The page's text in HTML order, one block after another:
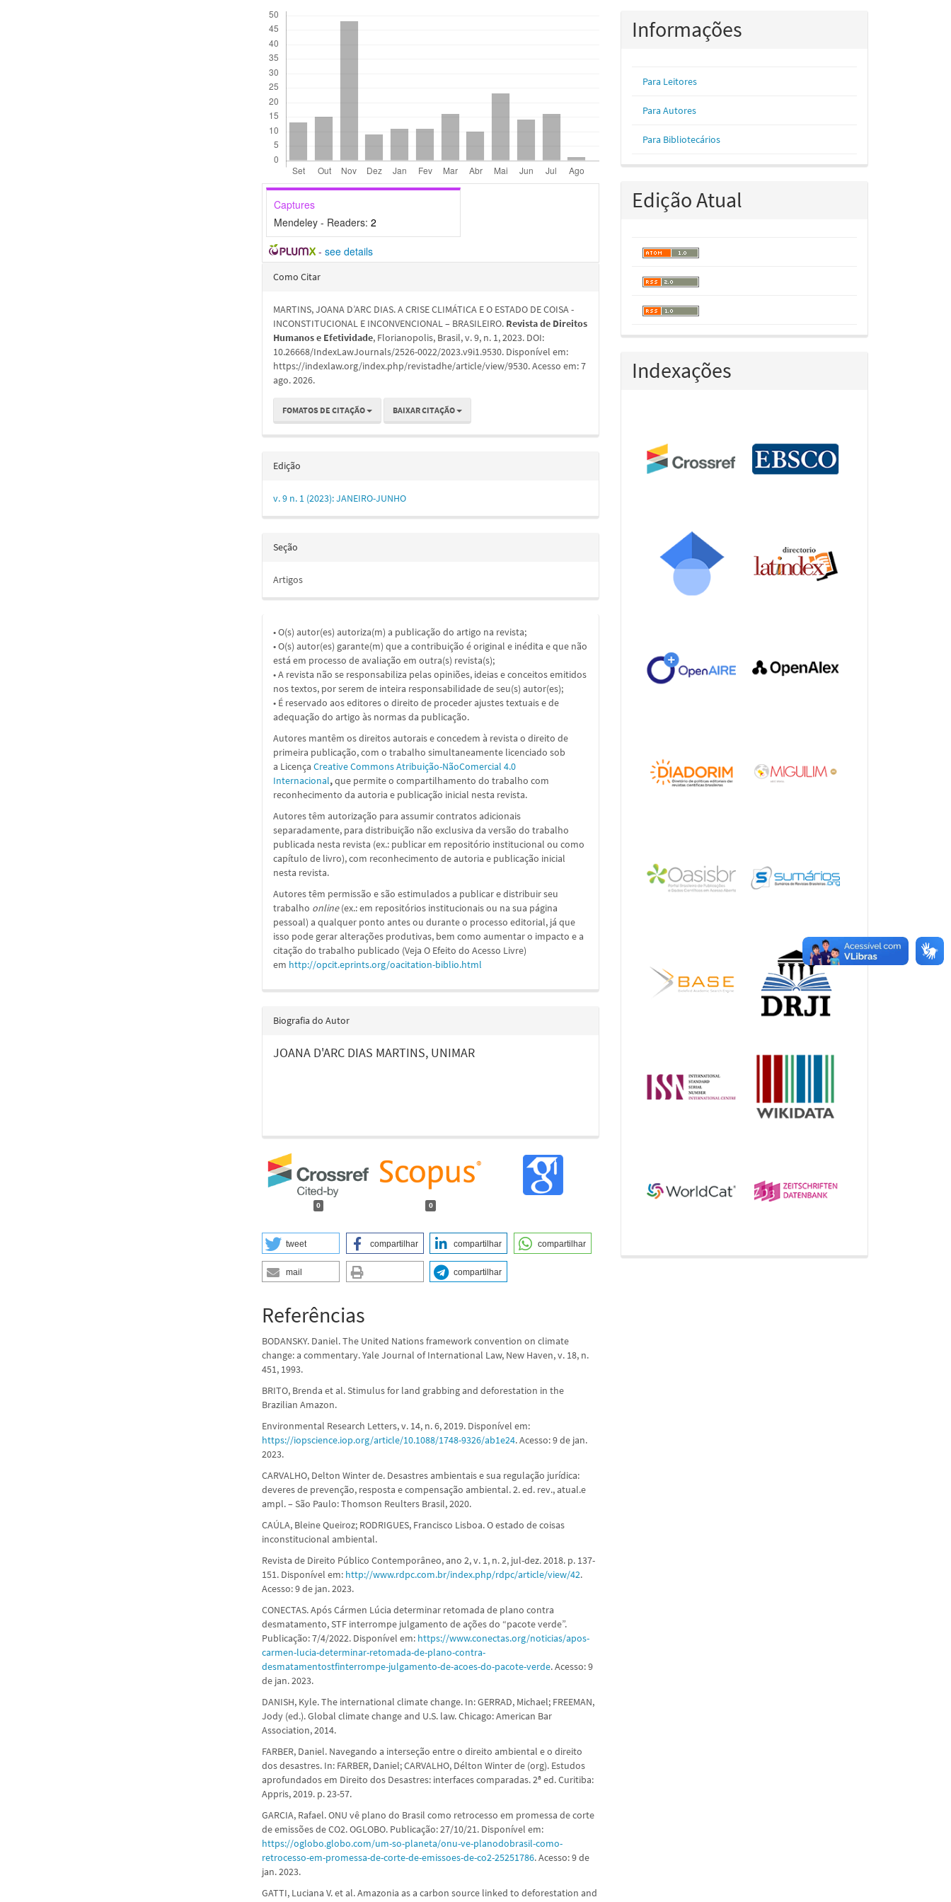
Captures
Mendeley - Readers:2
- see details
Detalhes
artigo
Como Citar
MARTINS, JOANA D’ARC DIAS. A CRISE CLIMÁTICA E O ESTADO DE COISA -
INCONSTITUCIONAL E INCONVENCIONAL – BRASILEIRO. Revista de Direitos
Humanos e Efetividade, Florianopolis, Brasil, v. 9, n. 1, 2023. DOI:
10.26668/IndexLawJournals/2526-0022/2023.v9i1.9530. Disponível em:
https://indexlaw.org/index.php/revistadhe/article/view/9530. Acesso em: 7
ago. 2026.
FOMATOS DE CITAÇÃO BAIXAR CITAÇÃO
Edição
v. 9 n. 1 (2023): JANEIRO-JUNHO
Seção
Artigos
• O(s) autor(es) autoriza(m) a publicação do artigo na revista;
• O(s) autor(es) garante(m) que a contribuição é original e inédita e que não
está em processo de avaliação em outra(s) revista(s);
• A revista não se responsabiliza pelas opiniões, ideias e conceitos emitidos
nos textos, por serem de inteira responsabilidade de seu(s) autor(es);
• É reservado aos editores o direito de proceder ajustes textuais e de
adequação do artigo às normas da publicação.
Autores mantêm os direitos autorais e concedem à revista o direito de
primeira publicação, com o trabalho simultaneamente licenciado sob
a LicençaCreative Commons Atribuição-NãoComercial 4.0
Internacional,que permite o compartilhamento do trabalho com
reconhecimento da autoria e publicação inicial nesta revista.
Autores têm autorização para assumir contratos adicionais
separadamente, para distribuição não exclusiva da versão do trabalho
publicada nesta revista (ex.: publicar em repositório institucional ou como
capítulo de livro), com reconhecimento de autoria e publicação inicial
nesta revista.
Autores têm permissão e são estimulados a publicar e distribuir seu
trabalho online(ex.: em repositórios institucionais ou na sua página
pessoal) a qualquer ponto antes ou durante o processo editorial, já que
isso pode gerar alterações produtivas, bem como aumentar o impacto e a
citação do trabalho publicado (Veja O Efeito do Acesso Livre)
em http://opcit.eprints.org/oacitation-biblio.html
Biografia do Autor
JOANA D'ARC DIAS MARTINS, UNIMAR
0 0
tweet compartilhar compartilhar compartilhar
mail compartilhar
Referências
BODANSKY. Daniel. The United Nations framework convention on climate
change: a commentary. Yale Journal of International Law, New Haven, v. 18, n.
451, 1993.
BRITO, Brenda et al. Stimulus for land grabbing and deforestation in the
Brazilian Amazon.
Environmental Research Letters, v. 14, n. 6, 2019. Disponível em:
https://iopscience.iop.org/article/10.1088/1748-9326/ab1e24. Acesso: 9 de jan.
2023.
CARVALHO, Delton Winter de. Desastres ambientais e sua regulação jurídica:
deveres de prevenção, resposta e compensação ambiental. 2. ed. rev., atual.e
ampl. – São Paulo: Thomson Reulters Brasil, 2020.
CAÚLA, Bleine Queiroz; RODRIGUES, Francisco Lisboa. O estado de coisas
inconstitucional ambiental.
Revista de Direito Público Contemporâneo, ano 2, v. 1, n. 2, jul-dez. 2018. p. 137-
151. Disponível em: http://www.rdpc.com.br/index.php/rdpc/article/view/42.
Acesso: 9 de jan. 2023.
CONECTAS. Após Cármen Lúcia determinar retomada de plano contra
desmatamento, STF interrompe julgamento de ações do “pacote verde”.
Publicação: 7/4/2022. Disponível em: https://www.conectas.org/noticias/apos-
carmen-lucia-determinar-retomada-de-plano-contra-
desmatamentostfinterrompe-julgamento-de-acoes-do-pacote-verde. Acesso: 9
de jan. 2023.
DANISH, Kyle. The international climate change. In: GERRAD, Michael; FREEMAN,
Jody (ed.). Global climate change and U.S. law. Chicago: American Bar
Association, 2014.
FARBER, Daniel. Navegando a interseção entre o direito ambiental e o direito
dos desastres. In: FARBER, Daniel; CARVALHO, Délton Winter de (org). Estudos
aprofundados em Direito dos Desastres: interfaces comparadas. 2ª ed. Curitiba:
Appris, 2019. p. 23-57.
GARCIA, Rafael. ONU vê plano do Brasil como retrocesso em promessa de corte
de emissões de CO2. OGLOBO. Publicação: 27/10/21. Disponível em:
https://oglobo.globo.com/um-so-planeta/onu-ve-planodobrasil-como-
retrocesso-em-promessa-de-corte-de-emissoes-de-co2-25251786. Acesso: 9 de
jan. 2023.
GATTI, Luciana V. et al. Amazonia as a carbon source linked to deforestation and
Informações
Para Leitores
Para Autores
Para Bibliotecários
Edição Atual
Indexações